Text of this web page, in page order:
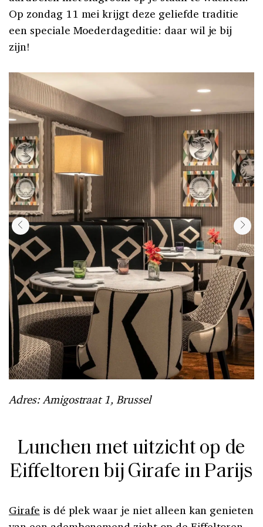
Op zondag 11 mei krijgt deze geliefde traditie
een speciale Moederdageditie: daar wil je bij
zijn!
Adres: Amigostraat 1, Brussel
Lunchen met uitzicht op de
Eiffeltoren bij Girafe in Parijs
Girafe is dé plek waar je niet alleen kan genieten